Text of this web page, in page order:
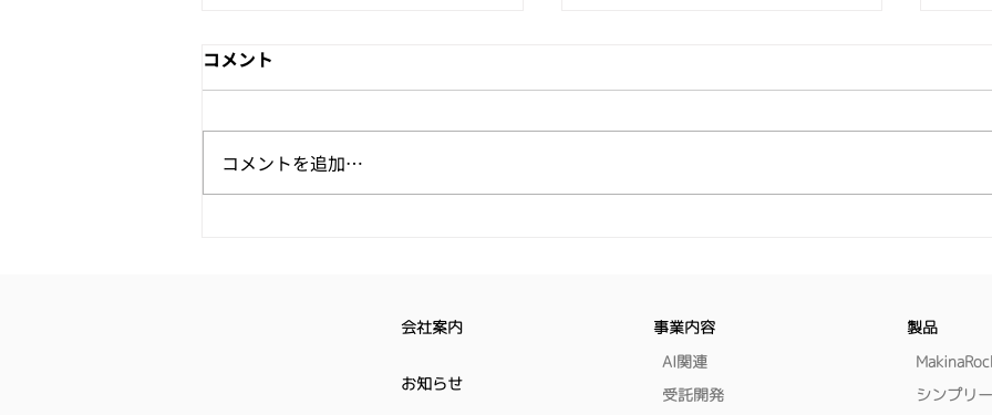
vol.163 -「CES 2026 - CES
はじめに 毎年1月になると、世界
最大級のテクノロジー展示会：
CES(Consumer Electronics
外にも様々な製品が展示されま
が出てくるだろうか?」と思いな
はじめに あけましておめでとう
格高騰の話題が報じられました。
その結果、PCを販売しているメ
ーカーは値上げを示唆したり、パ
はじ
月
報漏
を 公
コメント
コメントを追加…
会社案内
お知らせ
事業内容
​AI関連
受託開発
シンプリ
製品